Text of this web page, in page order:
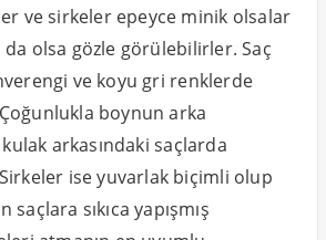
ve sirkeler epeyce minik olsalar
da olsa gözle görülebilirler. Saç
ve koyu gri renklerde
boynun arka
arkasındaki saçlarda
ise yuvarlak biçimli olup
saçlara sıkıca yapışmış